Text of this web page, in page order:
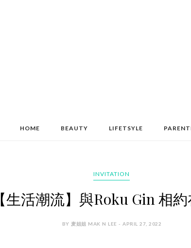
HOME BEAUTY LIFETSYLE
INVITATION
【生活潮流】與Roku Gin 相
BY 麦姐姐 MAK N LEE - APRIL 27, 2022